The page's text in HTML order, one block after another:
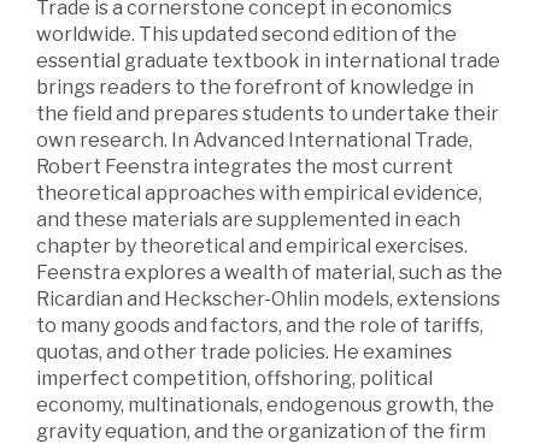
Trade is a cornerstone concept in economics
worldwide. This updated second edition of the
essential graduate textbook in international trade
brings readers to the forefront of knowledge in
the field and prepares students to undertake their
own research. In Advanced International Trade,
Robert Feenstra integrates the most current
theoretical approaches with empirical evidence,
and these materials are supplemented in each
chapter by theoretical and empirical exercises.
Feenstra explores a wealth of material, such as the
Ricardian and Heckscher-Ohlin models, extensions
to many goods and factors, and the role of tariffs,
quotas, and other trade policies. He examines
imperfect competition, offshoring, political
economy, multinationals, endogenous growth, the
gravity equation, and the organization of the firm